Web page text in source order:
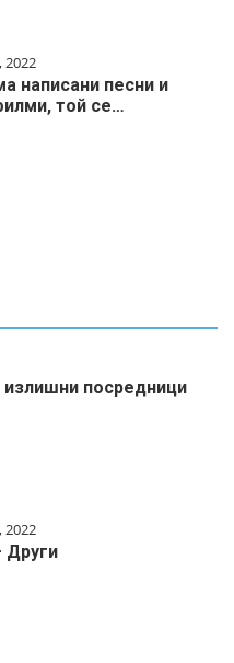
2022
написани песни и
той се…
излишни посредници
2022
Други